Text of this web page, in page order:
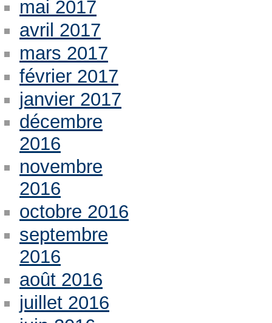
mai 2017
avril 2017
mars 2017
février 2017
janvier 2017
décembre
2016
novembre
2016
octobre 2016
septembre
2016
août 2016
juillet 2016